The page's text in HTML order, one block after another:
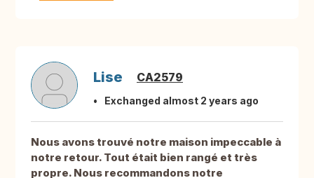
Lise CA2579
Exchanged almost 2 years ago
Nous avons trouvé notre maison impeccable à
notre retour. Tout était bien rangé et très
propre. Nous recommandons notre